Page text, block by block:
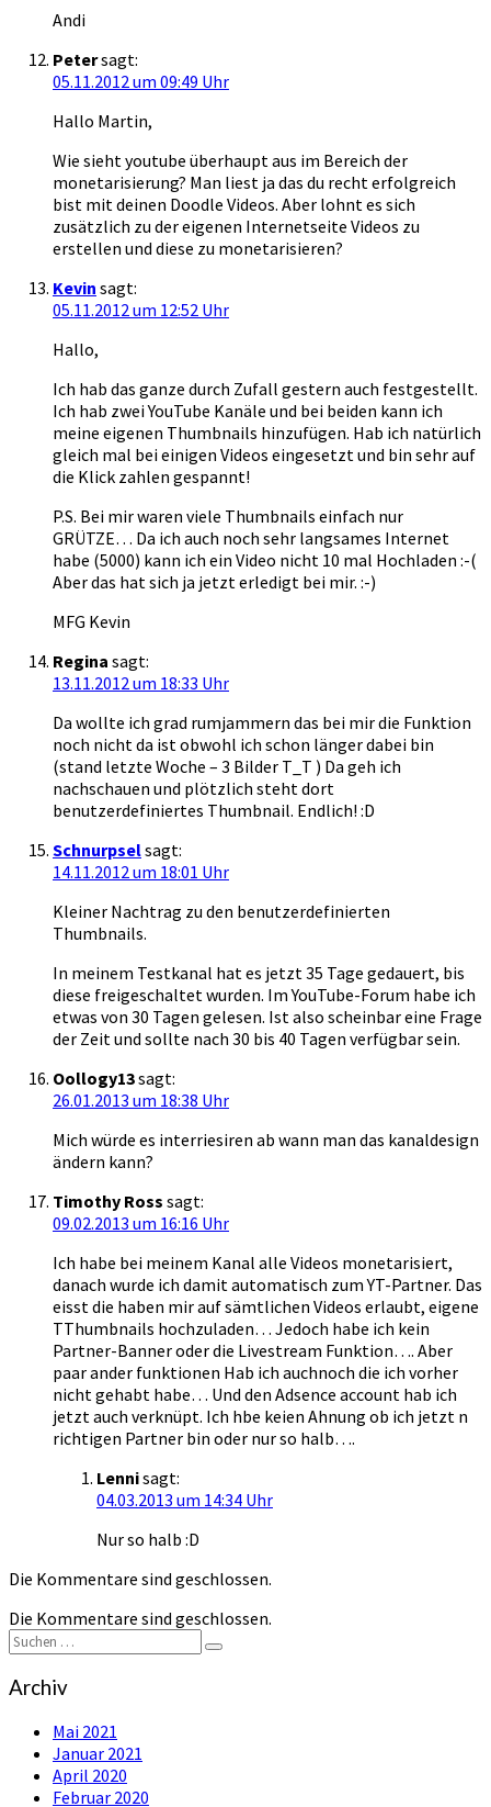
Andi
Petersagt:
05.11.2012 um 09:49 Uhr
Hallo Martin,
Wie sieht youtube überhaupt aus im Bereich der
monetarisierung? Man liest ja das du recht erfolgreich
bist mit deinen Doodle Videos. Aber lohnt es sich
zusätzlich zu der eigenen Internetseite Videos zu
erstellen und diese zu monetarisieren?
Kevin sagt:
05.11.2012 um 12:52 Uhr
Hallo,
Ich hab das ganze durch Zufall gestern auch festgestellt.
Ich hab zwei YouTube Kanäle und bei beiden kann ich
meine eigenen Thumbnails hinzufügen. Hab ich natürlich
gleich mal bei einigen Videos eingesetzt und bin sehr auf
die Klick zahlen gespannt!
P.S. Bei mir waren viele Thumbnails einfach nur
GRÜTZE… Da ich auch noch sehr langsames Internet
habe (5000) kann ich ein Video nicht 10 mal Hochladen :-(
Aber das hat sich ja jetzt erledigt bei mir. :-)
MFG Kevin
Regina sagt:
13.11.2012 um 18:33 Uhr
Da wollte ich grad rumjammern das bei mir die Funktion
noch nicht da ist obwohl ich schon länger dabei bin
(stand letzte Woche – 3 Bilder T_T ) Da geh ich
nachschauen und plötzlich steht dort
benutzerdefiniertes Thumbnail. Endlich! :D
Schnurpselsagt:
14.11.2012 um 18:01 Uhr
Kleiner Nachtrag zu den benutzerdefinierten
Thumbnails.
In meinem Testkanal hat es jetzt 35 Tage gedauert, bis
diese freigeschaltet wurden. Im YouTube-Forum habe ich
etwas von 30 Tagen gelesen. Ist also scheinbar eine Frage
der Zeit und sollte nach 30 bis 40 Tagen verfügbar sein.
Oollogy13sagt:
26.01.2013 um 18:38 Uhr
Mich würde es interriesiren ab wann man das kanaldesign
ändern kann?
Timothy Ross sagt:
09.02.2013 um 16:16 Uhr
Ich habe bei meinem Kanal alle Videos monetarisiert,
danach wurde ich damit automatisch zum YT-Partner. Das
eisst die haben mir auf sämtlichen Videos erlaubt, eigene
TThumbnails hochzuladen… Jedoch habe ich kein
Partner-Banner oder die Livestream Funktion…. Aber
paar ander funktionen Hab ich auchnoch die ich vorher
nicht gehabt habe… Und den Adsence account hab ich
jetzt auch verknüpt. Ich hbe keien Ahnung ob ich jetzt n
richtigen Partner bin oder nur so halb….
Lennisagt:
04.03.2013 um 14:34 Uhr
Nur so halb :D
Die Kommentare sind geschlossen.
Die Kommentare sind geschlossen.
Suchen
nach:
Suchen
Archiv
Mai 2021
Januar 2021
April 2020
Februar 2020